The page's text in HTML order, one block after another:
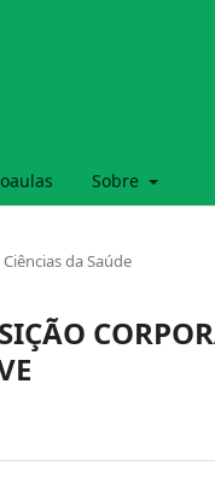
Sobre
Ciências da Saúde